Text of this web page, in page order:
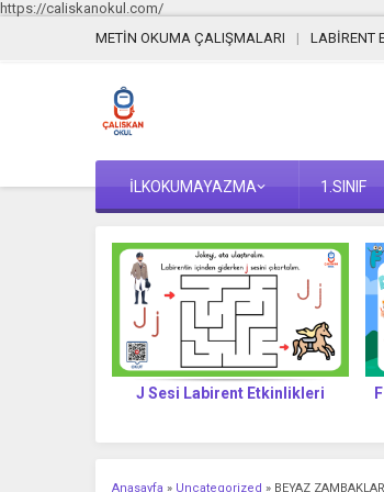
https://caliskanokul.com/
METİN OKUMA ÇALIŞMALARI
LABİRENT
İLKOKUMAYAZMA 1.SINIF
J Sesi Labirent Etkinlikleri
Anasayfa » Uncategorized » BEYAZ